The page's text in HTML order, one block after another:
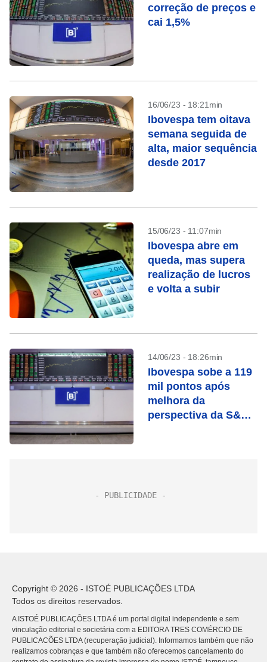
correção de preços e
cai 1,5%
16/06/23 - 18:21min
Ibovespa tem oitava
semana seguida de
alta, maior sequência
desde 2017
15/06/23 - 11:07min
Ibovespa abre em
queda, mas supera
realização de lucros
e volta a subir
14/06/23 - 18:26min
Ibovespa sobe a 119
mil pontos após
melhora da
perspectiva da S&P
Copyright © 2026 - ISTOÉ PUBLICAÇÕES LTDA
Todos os direitos reservados.
A ISTOÉ PUBLICAÇÕES LTDA é um portal digital independente e sem
vinculação editorial e societária com a EDITORA TRES COMÉRCIO DE
PUBLICACÕES LTDA (recuperação judicial). Informamos também que não
realizamos cobranças e que também não oferecemos cancelamento do